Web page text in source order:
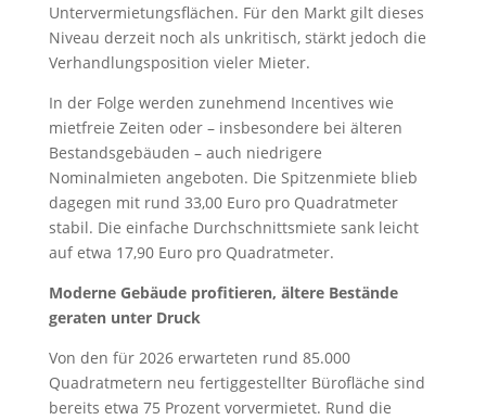
Untervermietungsflächen. Für den Markt gilt dieses
Niveau derzeit noch als unkritisch, stärkt jedoch die
Verhandlungsposition vieler Mieter.
In der Folge werden zunehmend Incentives wie
mietfreie Zeiten oder – insbesondere bei älteren
Bestandsgebäuden – auch niedrigere
Nominalmieten angeboten. Die Spitzenmiete blieb
dagegen mit rund 33,00 Euro pro Quadratmeter
stabil. Die einfache Durchschnittsmiete sank leicht
auf etwa 17,90 Euro pro Quadratmeter.
Moderne Gebäude profitieren, ältere Bestände
geraten unter Druck
Von den für 2026 erwarteten rund 85.000
Quadratmetern neu fertiggestellter Bürofläche sind
bereits etwa 75 Prozent vorvermietet. Rund die